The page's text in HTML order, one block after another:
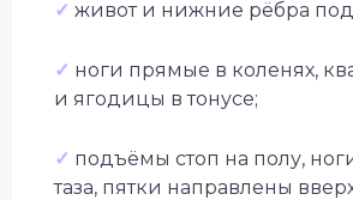
✓ живот и нижние рёбра
✓ ноги прямые в коленях,
и ягодицы в тонусе;
✓ подъёмы стоп на полу,
таза, пятки направлены